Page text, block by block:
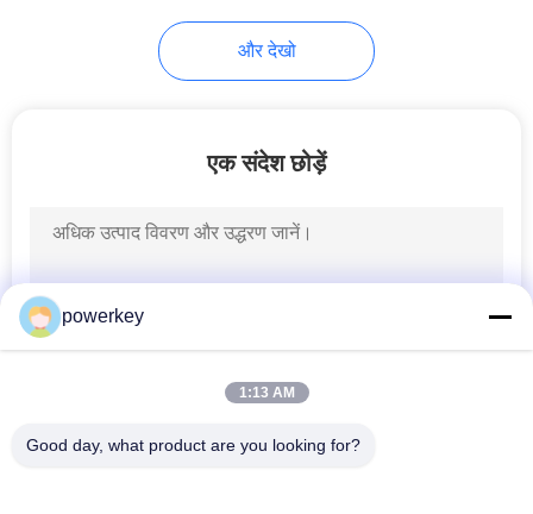
और देखो
एक संदेश छोड़ें
powerkey
1:13 AM
Good day, what product are you looking for?